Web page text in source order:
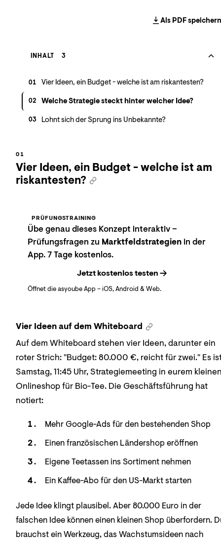
Als PDF speichern
INHALT 3
01 Vier Ideen, ein Budget - welche ist am riskantesten?
02 Welche Strategie steckt hinter welcher Idee?
03 Lohnt sich der Sprung ins Unbekannte?
Vier Ideen, ein Budget - welche ist am
riskantesten?
PRÜFUNGSTRAINING
Übe genau dieses Konzept interaktiv –
Prüfungsfragen zu Marktfeldstrategienin der
App. 7 Tage kostenlos.
Jetzt kostenlos testen
Öffnet die asyoube App – iOS, Android & Web.
Vier Ideen auf dem Whiteboard
Auf dem Whiteboard stehen vier Ideen, darunter ein
roter Strich: "Budget: 80.000 €, reicht für zwei." Es
Samstag, 11:45 Uhr, Strategiemeeting in eurem
Onlineshop für Bio-Tee. Die Geschäftsführung hat
notiert:
Mehr Google-Ads für den bestehenden Shop
Einen französischen Ländershop eröffnen
Eigene Teetassen ins Sortiment nehmen
Ein Kaffee-Abo für den US-Markt starten
Jede Idee klingt plausibel. Aber 80.000 Euro in der
falschen Idee können einen kleinen Shop überfordern.
brauchst ein Werkzeug, das Wachstumsideen nach